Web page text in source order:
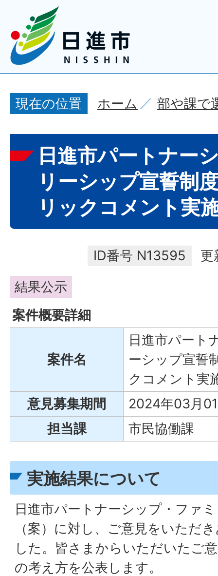
現在の位置 ホーム 部や課で
日進市パートナー
リーシップ宣誓制
リックコメント実
ID番号 N13595
更
結果公示
案件概要詳細
案件名
日進市パート
ーシップ宣誓
クコメント実
意見募集期間
2024年03月
担当課
市民協働課
実施結果について
日進市パートナーシップ・ファ
（案）に対し、ご意見をいただ
した。皆さまからいただいたご
の考え方を公表します。